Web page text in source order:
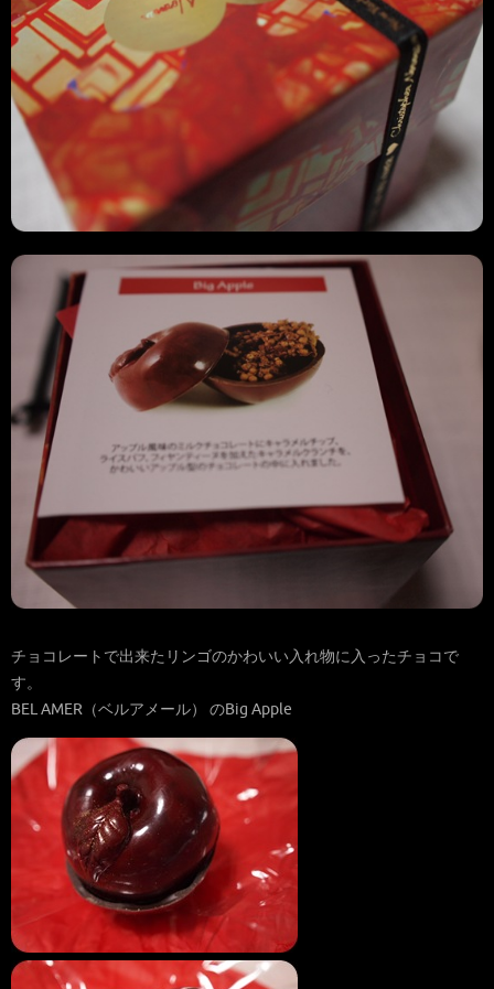
チョコレートで出来たリンゴのかわいい入れ物に入ったチョコで
す。
BEL AMER（ベルアメール） のBig Apple